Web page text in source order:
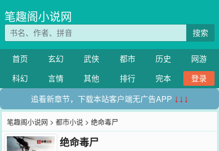
笔趣阁小说网
搜索
首页 玄幻 武侠 都市 历史
网游
科幻
言情 其他 排行 完本
登录
追看新章节，下载本站客户端无广告APP ↓↓↓
笔趣阁小说网 >都市小说 > 绝命毒尸
绝命毒尸